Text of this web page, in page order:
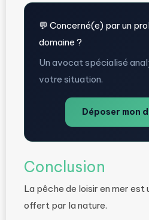
💬 Concerné(e) par un
domaine ?
Un avocat spécialisé
votre situation.
Déposer mon
Conclusion
La pêche de loisir en mer est
offert par la nature.